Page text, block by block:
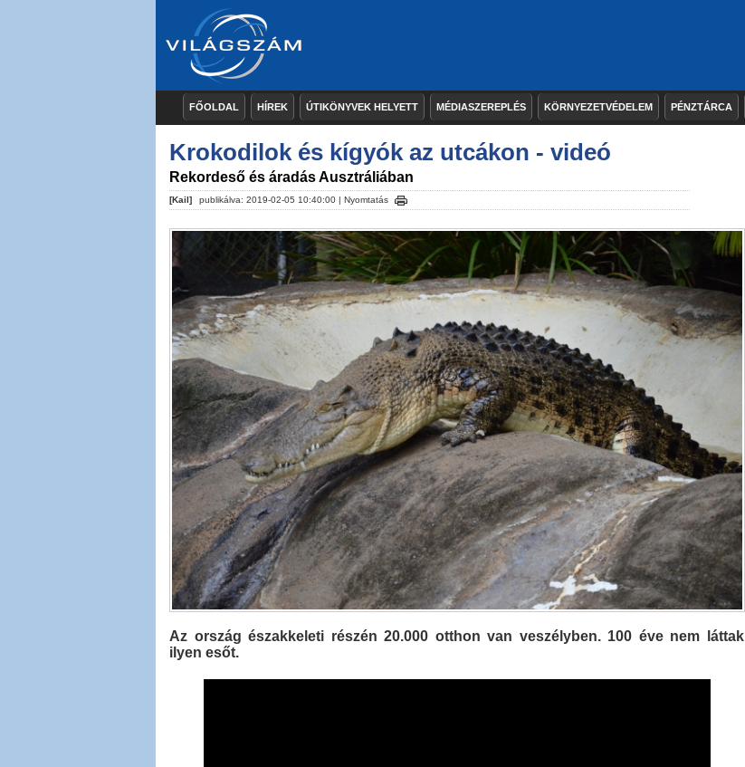
FŐOLDAL HÍREK ÚTIKÖNYVEK HELYETT MÉDIASZEREPLÉS KÖRNYEZETVÉDELEM PÉNZTÁRCA
Krokodilok és kígyók az utcákon - videó
Rekordeső és áradás Ausztráliában
[Kail] publikálva: 2019-02-05 10:40:00 | Nyomtatás
Az ország északkeleti részén 20.000 otthon van veszélyben. 100 éve nem láttak
ilyen esőt.